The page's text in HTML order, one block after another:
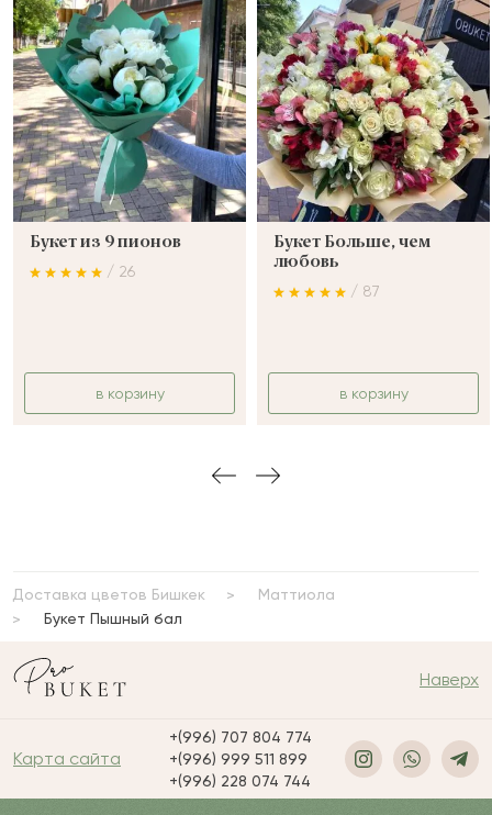
Букет из 9 пионов
/ 26
в корзину
Букет Больше, чем
любовь
/ 87
в корзину
Доставка цветов Бишкек
Маттиола
Букет Пышный бал
Наверх
Карта сайта
+(996) 707 804 774
+(996) 999 511 899
+(996) 228 074 744